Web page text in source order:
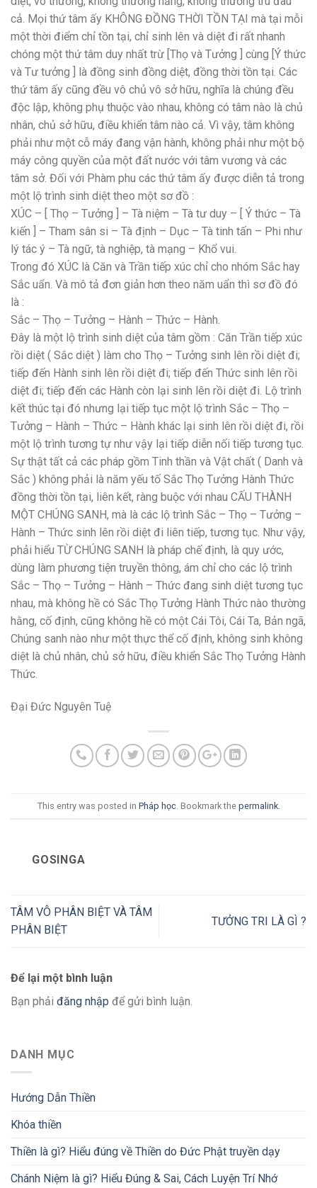
cả. Mọi thứ tâm ấy KHÔNG ĐỒNG THỜI TỒN TẠI mà tại mỗi
một thời điểm chỉ tồn tại, chỉ sinh lên và diệt đi rất nhanh
chóng một thứ tâm duy nhất trừ [Thọ và Tưởng ] cùng [Ý thức
và Tư tưởng ] là đồng sinh đồng diệt, đồng thời tồn tại. Các
thứ tâm ấy cũng đều vô chủ vô sở hữu, nghĩa là chúng đều
độc lập, không phụ thuộc vào nhau, không có tâm nào là chủ
nhân, chủ sở hữu, điều khiển tâm nào cả. Vì vậy, tâm không
phải như một cỗ máy đang vận hành, không phải như một bộ
máy công quyền của một đất nước với tâm vương và các
tâm sở. Đối với Phàm phu các thứ tâm ấy được diễn tả trong
một lộ trình sinh diệt theo một sơ đồ :
XÚC – [ Thọ – Tưởng ] – Tà niệm – Tà tư duy – [ Ý thức – Tà
kiến ] – Tham sân si – Tà định – Dục – Tà tinh tấn – Phi như
lý tác ý – Tà ngữ, tà nghiệp, tà mạng – Khổ vui.
Trong đó XÚC là Căn và Trần tiếp xúc chỉ cho nhóm Sắc hay
Sắc uẩn. Và mô tả đơn giản hơn theo năm uẩn thì sơ đồ đó
là :
Sắc – Thọ – Tưởng – Hành – Thức – Hành.
Đây là một lộ trình sinh diệt của tâm gồm : Căn Trần tiếp xúc
rồi diệt ( Sắc diệt ) làm cho Thọ – Tưởng sinh lên rồi diệt đi;
tiếp đến Hành sinh lên rồi diệt đi; tiếp đến Thức sinh lên rồi
diệt đi; tiếp đến các Hành còn lại sinh lên rồi diệt đi. Lộ trình
kết thúc tại đó nhưng lại tiếp tục một lộ trình Sắc – Thọ –
Tưởng – Hành – Thức – Hành khác lại sinh lên rồi diệt đi, rồi
một lộ trình tương tự như vậy lại tiếp diễn nối tiếp tương tục.
Sự thật tất cả các pháp gồm Tinh thần và Vật chất ( Danh và
Sắc ) không phải là năm yếu tố Sắc Thọ Tưởng Hành Thức
đồng thời tồn tại, liên kết, ràng buộc với nhau CẤU THÀNH
MỘT CHÚNG SANH, mà là các lộ trình Sắc – Thọ – Tưởng –
Hành – Thức sinh lên rồi diệt đi liên tiếp, tương tục. Như vậy,
phải hiểu TỪ CHÚNG SANH là pháp chế định, là quy ước,
dùng làm phương tiện truyền thông, ám chỉ cho các lộ trình
Sắc – Thọ – Tưởng – Hành – Thức đang sinh diệt tương tục
nhau, mà không hề có Sắc Thọ Tưởng Hành Thức nào thường
hằng, cố định, cũng không hề có một Cái Tôi, Cái Ta, Bản ngã,
Chúng sanh nào như một thực thể cố định, không sinh không
diệt là chủ nhân, chủ sở hữu, điều khiển Sắc Thọ Tưởng Hành
Thức.
Đại Đức Nguyên Tuệ
This entry was posted in Pháp học. Bookmark the permalink.
GOSINGA
TÂM VÔ PHÂN BIỆT VÀ TÂM
PHÂN BIỆT
TƯỞNG TRI LÀ GÌ ?
Để lại một bình luận
Bạn phải đăng nhập để gửi bình luận.
DANH MỤC
Hướng Dẫn Thiền
Khóa thiền
Thiền là gì? Hiểu đúng về Thiền do Đức Phật truyền dạy
Chánh Niệm là gì? Hiểu Đúng & Sai, Cách Luyện Trí Nhớ